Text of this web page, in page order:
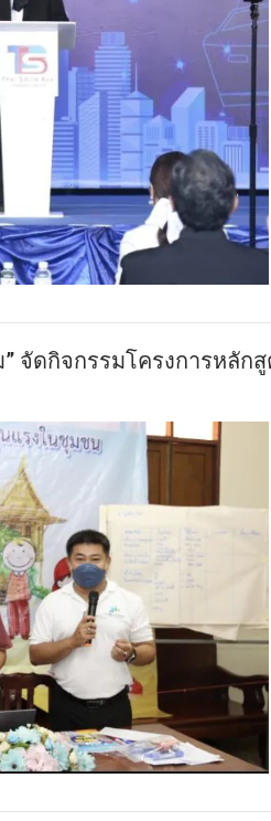
จัดกิจกรรมโครงการหลัก